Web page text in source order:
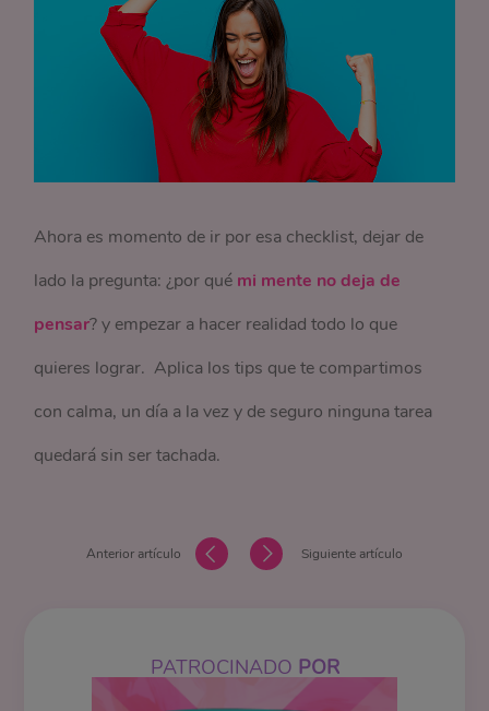
Ahora es momento de ir por esa checklist, dejar de
lado la pregunta: ¿por qué mi mente no deja de
pensar? y empezar a hacer realidad todo lo que
quieres lograr. Aplica los tips que te compartimos
con calma, un día a la vez y de seguro ninguna tarea
quedará sin ser tachada.
Anterior artículo Siguiente artículo
PATROCINADO POR